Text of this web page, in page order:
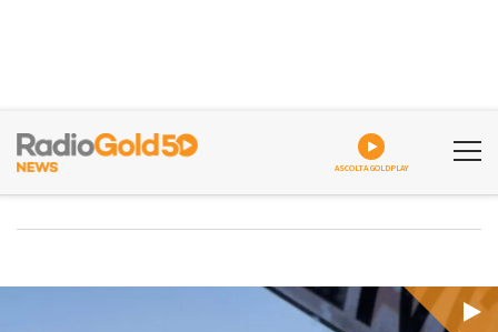
ASCOLTA GOLDPLAY